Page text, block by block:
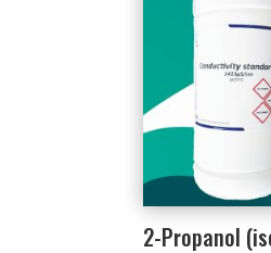
2-Propanol